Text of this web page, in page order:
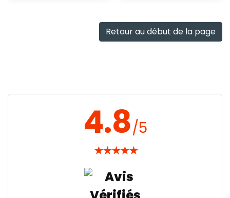
Retour au début de la page
4.8/5
★★★★★